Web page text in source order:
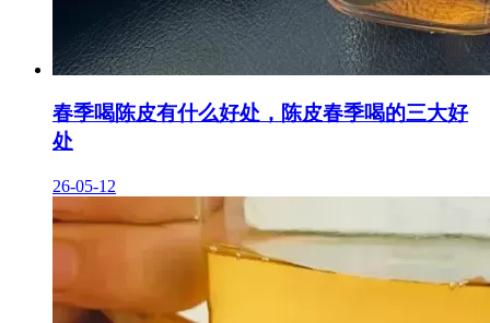
春季喝陈皮有什么好处，陈皮春季喝的三大好
处
26-05-12